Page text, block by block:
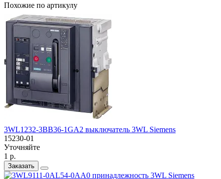
Похожие по артикулу
3WL1232-3BB36-1GA2 выключатель 3WL Siemens
15230-01
Уточняйте
1 р.
Заказать